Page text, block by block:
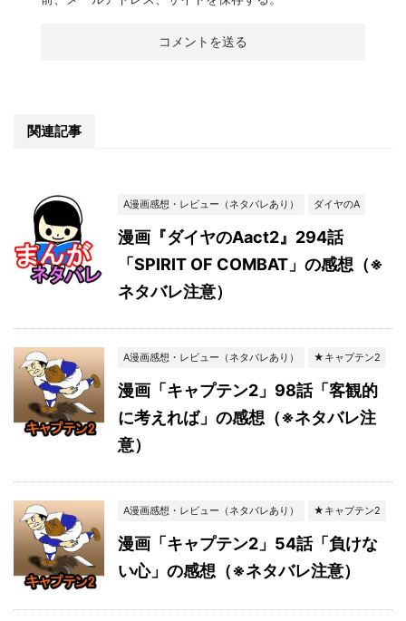
関連記事
A漫画感想・レビュー（ネタバレあり） ダイヤのA
漫画『ダイヤのAact2』294話
「SPIRIT OF COMBAT」の感想（※
ネタバレ注意）
A漫画感想・レビュー（ネタバレあり） ★キャプテン2
漫画「キャプテン2」98話「客観的
に考えれば」の感想（※ネタバレ注
意）
A漫画感想・レビュー（ネタバレあり） ★キャプテン2
漫画「キャプテン2」54話「負けな
い心」の感想（※ネタバレ注意）